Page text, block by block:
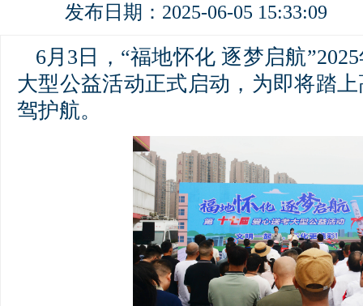
发布日期：2025-06-05 15:33:09
6月3日，“福地怀化 逐梦启航
大型公益活动正式启动，为即将踏
驾护航。